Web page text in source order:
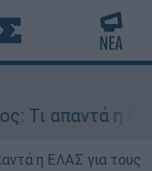
απαντά η ΕΛΑΣ
η ΕΛΑΣ για τους